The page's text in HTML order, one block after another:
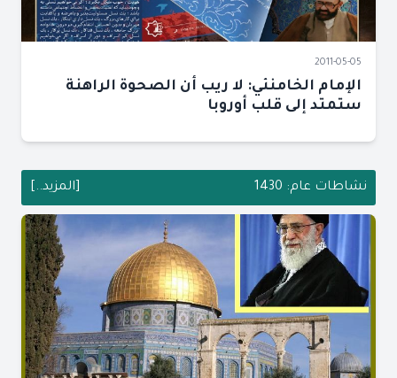
2011-05-05
الإمام الخامنئي: لا ريب أن الصحوة الراهنة
ستمتد إلى قلب أوروبا
نشاطات عام: 1430 [المزيد..]